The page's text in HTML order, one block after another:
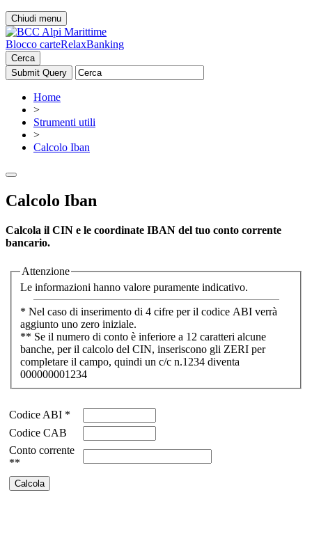
Chiudi menu
Blocco carteRelaxBanking
Cerca
Home
>
Strumenti utili
>
Calcolo Iban
Calcolo Iban
Calcola il CIN e le coordinate IBAN del tuo conto corrente
bancario.
Attenzione
Le informazioni hanno valore puramente indicativo.
* Nel caso di inserimento di 4 cifre per il codice ABI verrà
aggiunto uno zero iniziale.
** Se il numero di conto è inferiore a 12 caratteri alcune
banche, per il calcolo del CIN, inseriscono gli ZERI per
completare il campo, quindi un c/c n.1234 diventa
000000001234
Codice ABI *
Codice CAB
Conto corrente
**